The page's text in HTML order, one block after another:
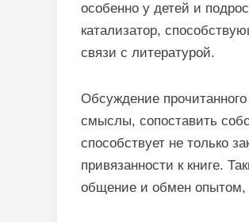
особенно у детей и
катализатор,
связи с литературой.
Обсуждение
смыслы, сопоставить
способствует не только
привязанности к книге.
общение и обмен опытом,